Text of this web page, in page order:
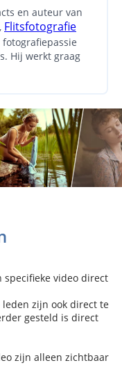
en auteur van
Flitsfotografie
fotografiepassie
Hij werkt graag
specifieke video direct
zijn ook direct te
gesteld is direct
zijn alleen zichtbaar